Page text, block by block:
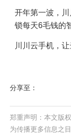
开年第一波 ，
锁每天6毛钱的
川川云手机，
分享至：
郑重声明：本文版
为传播更多信息之